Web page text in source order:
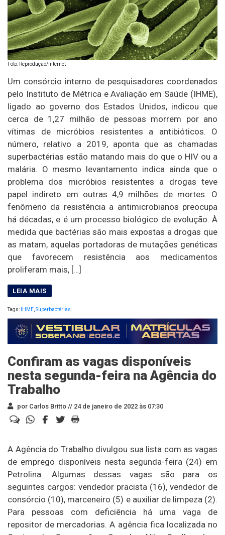
Foto: Reprodução/Internet
Um consórcio interno de pesquisadores coordenados
pelo Instituto de Métrica e Avaliação em Saúde (IHME),
ligado ao governo dos Estados Unidos, indicou que
cerca de 1,27 milhão de pessoas morrem por ano
vítimas de micróbios resistentes a antibióticos. O
número, relativo a 2019, aponta que as chamadas
superbactérias estão matando mais do que o HIV ou a
malária. O mesmo levantamento indica ainda que o
problema dos micróbios resistentes a drogas teve
papel indireto em outras 4,9 milhões de mortes. O
fenômeno da resistência a antimicrobianos preocupa
há décadas, e é um processo biológico de evolução. À
medida que bactérias são mais expostas a drogas que
as matam, aquelas portadoras de mutações genéticas
que favorecem resistência aos medicamentos
proliferam mais, […]
Tags: IHME Superbactérias
Confiram as vagas disponíveis
nesta segunda-feira na Agência do
Trabalho
por Carlos Britto // 24 de janeiro de 2022 às 07:30
A Agência do Trabalho divulgou sua lista com as vagas
de emprego disponíveis nesta segunda-feira (24) em
Petrolina. Algumas dessas vagas são para os
seguintes cargos: vendedor pracista (16), vendedor de
consórcio (10), marceneiro (5) e auxiliar de limpeza (2).
Para pessoas com deficiência há uma vaga de
repositor de mercadorias. A agência fica localizada no